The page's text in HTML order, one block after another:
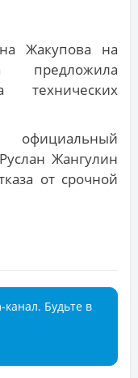
Жакупова на
предложила
Жангулин
от срочной
Будьте в